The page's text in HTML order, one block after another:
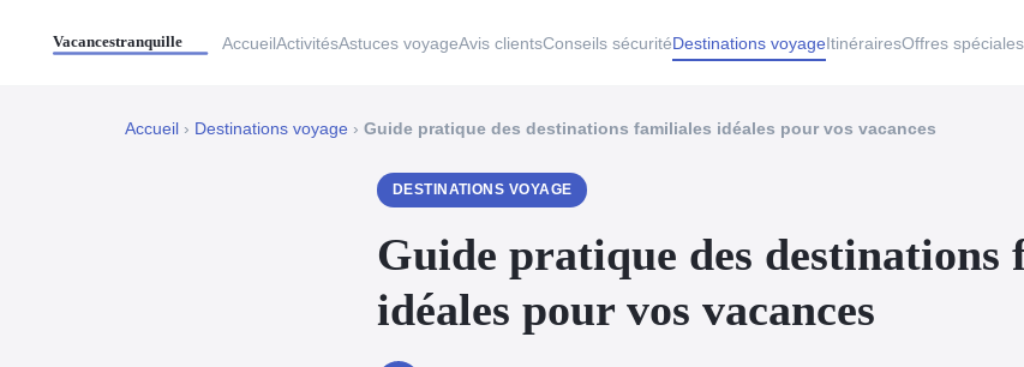
AccueilActivitésAstuces voyageAvis clientsConseils sécuritéDestinations voyageItinérairesOffres spéciales
Accueil › Destinations voyage › Guide pratique des destinations familiales idéales pour vos vacances
DESTINATIONS VOYAGE
Guide pratique des destinations
idéales pour vos vacances